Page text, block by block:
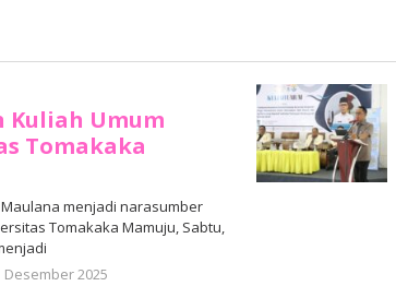
Junaedi
Kuliah Umum
Tomakaka
menjadi narasumber
Tomakaka Mamuju, Sabtu,
Desember 2025